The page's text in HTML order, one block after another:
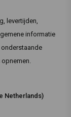
levertijden,
informatie
onderstaande
Netherlands)